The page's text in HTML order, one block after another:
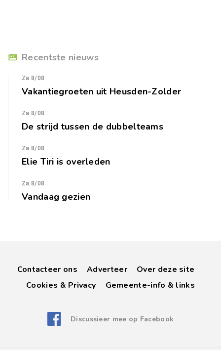
Recentste nieuws
Za 8/08
Vakantiegroeten uit Heusden-Zolder
Za 8/08
De strijd tussen de dubbelteams
Za 8/08
Elie Tiri is overleden
Za 8/08
Vandaag gezien
Contacteer ons Adverteer
Over deze site
Cookies & Privacy
Gemeente-info & links
Discussieer mee op Facebook